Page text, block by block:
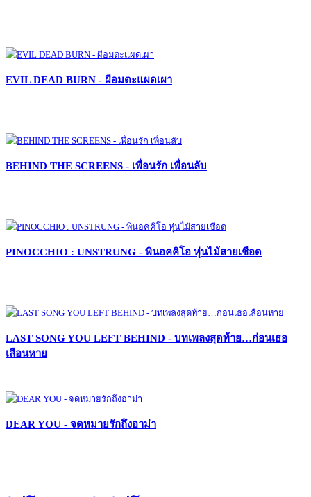
EVIL DEAD BURN - ผีอมตะแผดเผา
BEHIND THE SCREENS - เพื่อนรัก เพื่อนลับ
PINOCCHIO : UNSTRUNG - พินอคคิโอ หุ่นไม้สายเชือด
LAST SONG YOU LEFT BEHIND - บทเพลงสุดท้าย…ก่อนเธอ
เลือนหาย
DEAR YOU - จดหมายรักถึงอาม่า